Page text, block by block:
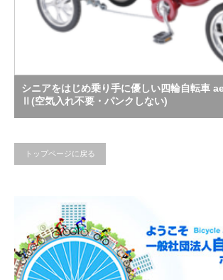
シニアをはじめ乗り手に優しい四輪自転車
Ⅱ(空気入れ不要・パンクしない)
トップページに戻る